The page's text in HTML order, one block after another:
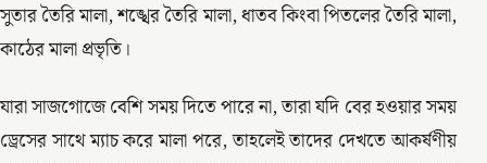
সুতার তৈরি মালা, শঙ্খের তৈরি মালা, ধাতব কিংবা পিতলের তৈরি মালা,
কাঠের মালা প্রভৃতি।
যারা সাজগোজে বেশি সময় দিতে পারে না, তারা যদি বের হওয়ার সময়
ড্রেসের সাথে ম্যাচ করে মালা পরে, তাহলেই তাদের দেখতে আকর্ষণীয়